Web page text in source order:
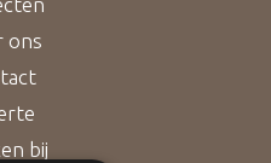
ons
bij